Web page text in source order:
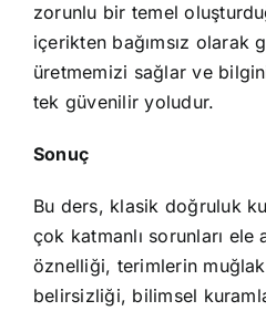
zorunlu bir temel
içerikten bağımsız olarak
üretmemizi sağlar ve
tek güvenilir yoludur.
Sonuç
Bu ders, klasik doğruluk
çok katmanlı sorunları ele
öznelliği, terimlerin
belirsizliği, bilimsel